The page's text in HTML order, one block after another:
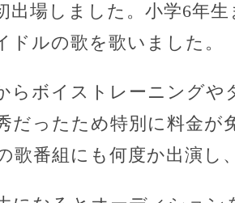
出場しました。小学6年
ドルの歌を歌いました。
らボイストレーニング
だったため特別に料金
歌番組にも何度か出演し